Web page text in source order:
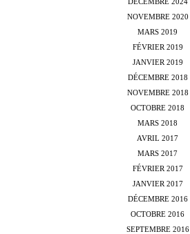
NOVEMBRE 2020
MARS 2019
FÉVRIER 2019
JANVIER 2019
DÉCEMBRE 2018
NOVEMBRE 2018
OCTOBRE 2018
MARS 2018
AVRIL 2017
MARS 2017
FÉVRIER 2017
JANVIER 2017
DÉCEMBRE 2016
OCTOBRE 2016
SEPTEMBRE 2016